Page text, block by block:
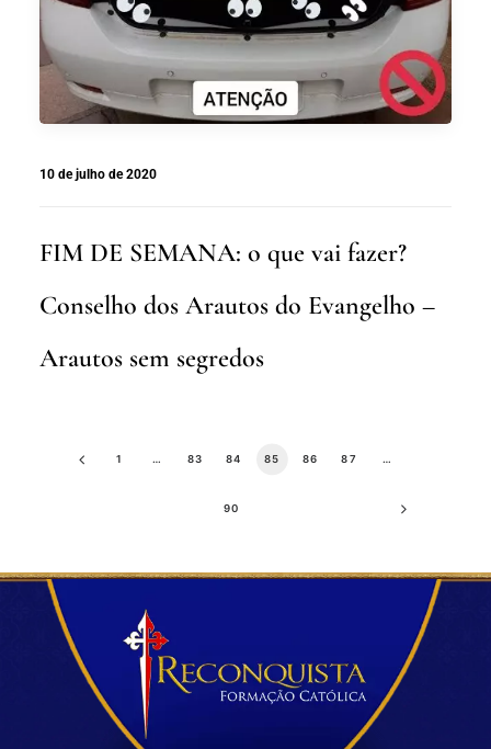
10 de julho de 2020
FIM DE SEMANA: o que vai fazer?
Conselho dos Arautos do Evangelho –
Arautos sem segredos
1 … 83 84 85 86 87 …
90